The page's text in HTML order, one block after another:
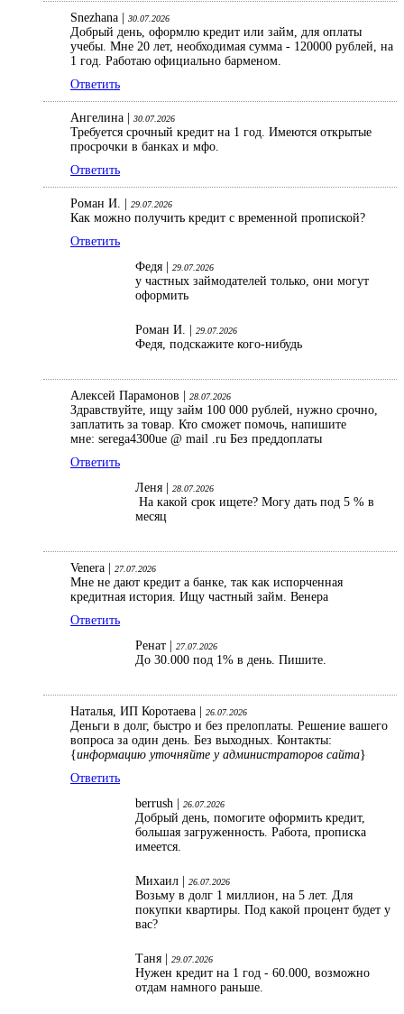
Snezhana | 30.07.2026
Добрый день, оформлю кредит или займ, для оплаты
учебы. Мне 20 лет, необходимая сумма - 120000 рублей, на
1 год. Работаю официально барменом.
Ответить
Ангелина | 30.07.2026
Требуется срочный кредит на 1 год. Имеются открытые
просрочки в банках и мфо.
Ответить
Роман И. | 29.07.2026
Как можно получить кредит с временной пропиской?
Ответить
Федя |
29.07.2026
у частных займодателей только, они могут
оформить
Роман И. | 29.07.2026
Федя, подскажите кого-нибудь
Алексей Парамонов | 28.07.2026
Здравствуйте, ищу займ 100 000 рублей, нужно срочно,
заплатить за товар. Кто сможет помочь, напишите
мне: serega4300ue @ mail .ru Без преддоплаты
Ответить
Леня |
28.07.2026
На какой срок ищете? Могу дать под 5 % в
месяц
Venera | 27.07.2026
Мне не дают кредит а банке, так как испорченная
кредитная история. Ищу частный займ. Венера
Ответить
Ренат |
27.07.2026
До 30.000 под 1% в день. Пишите.
Наталья, ИП Коротаева | 26.07.2026
Деньги в долг, быстро и без прелоплаты. Решение вашего
вопроса за один день. Без выходных. Контакты:
{информацию уточняйте у администраторов сайта}
Ответить
berrush |
26.07.2026
Добрый день, помогите оформить кредит,
большая загруженность. Работа, прописка
имеется.
Михаил | 26.07.2026
Возьму в долг 1 миллион, на 5 лет. Для
покупки квартиры. Под какой процент будет у
вас?
Таня | 29.07.2026
Нужен кредит на 1 год - 60.000, возможно
отдам намного раньше.